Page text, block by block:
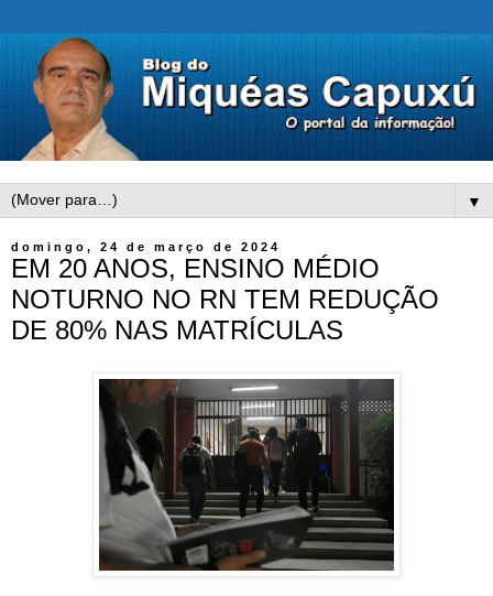
▼
domingo, 24 de março de 2024
EM 20 ANOS, ENSINO MÉDIO
NOTURNO NO RN TEM REDUÇÃO
DE 80% NAS MATRÍCULAS